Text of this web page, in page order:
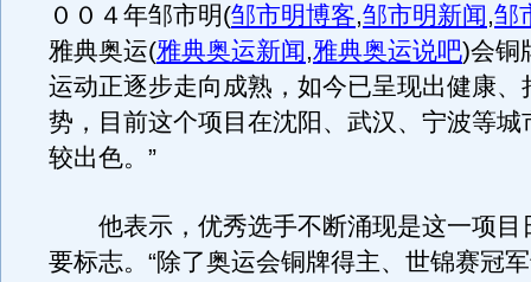
００４年邹市明(邹市明博客,邹市明新闻,邹
雅典奥运(雅典奥运新闻,雅典奥运说吧)会铜
运动正逐步走向成熟，如今已呈现出健康、
势，目前这个项目在沈阳、武汉、宁波等城
较出色。”
他表示，优秀选手不断涌现是这一项目
要标志。“除了奥运会铜牌得主、世锦赛冠